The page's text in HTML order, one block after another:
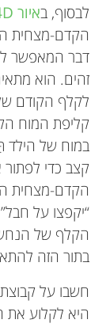
לבסוף, באיור 4D
הקדם-מצחית
דבר המאפשר
זהים. הוא
לקלף הקודם
קליפת המוח
במוח של הילד
קצב כדי
הקדם-מצחית
“יקפצו על
הקלף של הנחש
בתור הזה
חשבו על
היא לקלוע את